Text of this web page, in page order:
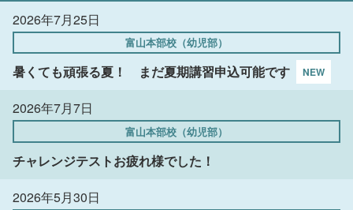
2026年7月25日
富山本部校（幼児部）
暑くても頑張る夏！ まだ夏期講習申込可能です
2026年7月7日
富山本部校（幼児部）
チャレンジテストお疲れ様でした！
2026年5月30日